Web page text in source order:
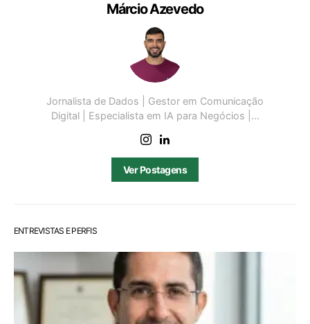
Márcio Azevedo
Jornalista de Dados | Gestor em Comunicação
Digital | Especialista em IA para Negócios |…
Ver Postagens
ENTREVISTAS E PERFIS